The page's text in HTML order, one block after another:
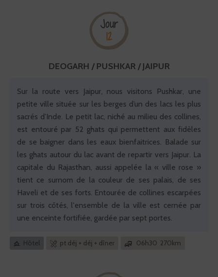
Jour
12
DEOGARH / PUSHKAR / JAIPUR
Sur la route vers Jaipur, nous visitons Pushkar, une
petite ville située sur les berges d’un des lacs les plus
sacrés d’Inde. Le petit lac, niché au milieu des collines,
est entouré par 52 ghats qui permettent aux fidèles
de se baigner dans les eaux bienfaitrices. Balade sur
les ghats autour du lac avant de repartir vers Jaipur. La
capitale du Rajasthan, aussi appelée la « ville rose »
tient ce surnom de la couleur de ses palais, de ses
Haveli et de ses forts. Entourée de collines escarpées
sur trois côtés, l'ensemble de la ville est cernée par
une enceinte fortifiée, gardée par sept portes.
Hôtel pt déj + déj + dîner 06h30 270km